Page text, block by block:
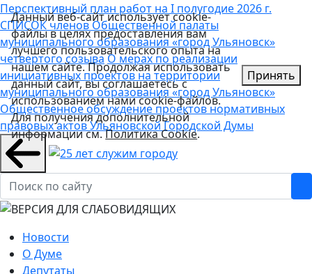
Перспективный план работ на I полугодие 2026 г.
СПИСОК членов Общественной палаты
муниципального образования «город Ульяновск»
четвертого созываО мерах по реализации
инициативных проектов на территории
муниципального образования «город Ульяновск»
Общественное обсуждение проектов нормативных
правовых актов Ульяновской Городской Думы
Новости
О Думе
Депутаты
Данный веб-сайт использует cookie-
файлы в целях предоставления вам
лучшего пользовательского опыта на
нашем сайте. Продолжая использовать
данный сайт, вы соглашаетесь с
использованием нами cookie-файлов.
Для получения дополнительной
информации см.Политика Cookie.
Принять